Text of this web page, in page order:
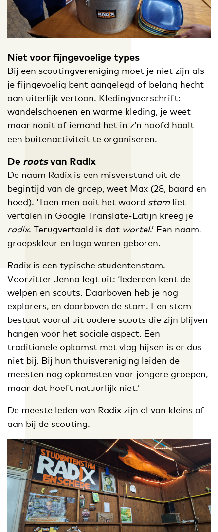
Niet voor fijngevoelige types
Bij een scoutingvereniging moet je niet zijn als
je fijngevoelig bent aangelegd of belang hecht
aan uiterlijk vertoon. Kledingvoorschrift:
wandelschoenen en warme kleding, je weet
maar nooit of iemand het in z’n hoofd haalt
een buitenactiviteit te organiseren.
De rootsvan Radix
De naam Radix is een misverstand uit de
begintijd van de groep, weet Max (28, baard en
hoed). ‘Toen men ooit het woord stamliet
vertalen in Google Translate-Latijn kreeg je
radix. Terugvertaald is dat wortel.’ Een naam,
groepskleur en logo waren geboren.
Radix is een typische studentenstam.
Voorzitter Jenna legt uit: ‘Iedereen kent de
welpen en scouts. Daarboven heb je nog
explorers, en daarboven de stam. Een stam
bestaat vooral uit oudere scouts die zijn blijven
hangen voor het sociale aspect. Een
traditionele opkomst met vlag hijsen is er dus
niet bij. Bij hun thuisvereniging leiden de
meesten nog opkomsten voor jongere groepen,
maar dat hoeft natuurlijk niet.’
De meeste leden van Radix zijn al van kleins af
aan bij de scouting.